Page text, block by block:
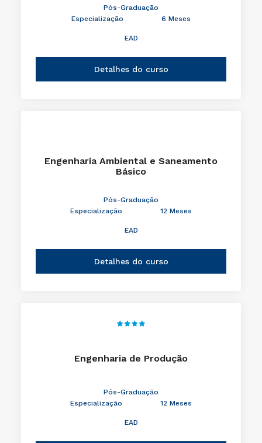
Pós-Graduação
Especialização
6 Meses
EAD
Detalhes do curso
Engenharia Ambiental e Saneamento
Básico
Pós-Graduação
Especialização
12 Meses
EAD
Detalhes do curso
Engenharia de Produção
Pós-Graduação
Especialização
12 Meses
EAD